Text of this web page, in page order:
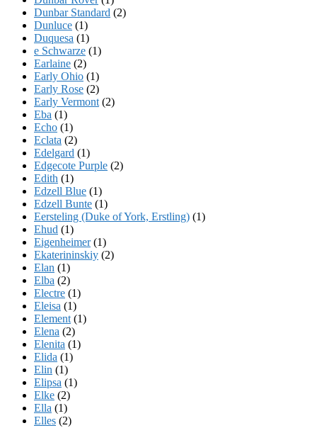
Dunbar Standard (2)
Dunluce (1)
Duquesa (1)
e Schwarze (1)
Earlaine (2)
Early Ohio (1)
Early Rose (2)
Early Vermont (2)
Eba (1)
Echo (1)
Eclata (2)
Edelgard (1)
Edgecote Purple (2)
Edith (1)
Edzell Blue (1)
Edzell Bunte (1)
Eersteling (Duke of York, Erstling) (1)
Ehud (1)
Eigenheimer(1)
Ekaterininskiy (2)
Elan (1)
Elba (2)
Electre (1)
Eleisa (1)
Element (1)
Elena (2)
Elenita (1)
Elida (1)
Elin (1)
Elipsa (1)
Elke (2)
Ella (1)
Elles (2)